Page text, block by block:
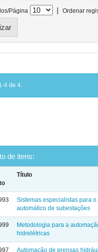
Página | Ordenar
4 de 4.
de itens:
Título
Sistemas especialistas para
automático de subestações
Metodologia para a
hidrelétricas
Automação de prensas